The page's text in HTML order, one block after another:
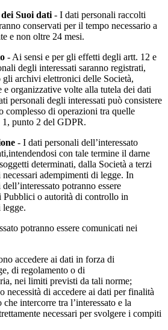
Suoi dati - I dati personali raccolti
conservati per il tempo necessario a
e non oltre 24 mesi.
- Ai sensi e per gli effetti degli artt. 12 e
degli interessati saranno registrati,
gli archivi elettronici delle Società,
e organizzative volte alla tutela dei dati
personali degli interessati può consistere
complesso di operazioni tra quelle
punto 2 del GDPR.
- I dati personali dell’interessato
con tale termine il darne
determinati, dalla Società a terzi
adempimenti di legge. In
potranno essere
o autorità di controllo in
potranno essere comunicati nei
accedere ai dati in forza di
di regolamento o di
nei limiti previsti da tali norme;
necessità di accedere ai dati per finalità
intercorre tra l’interessato e la
necessari per svolgere i compiti